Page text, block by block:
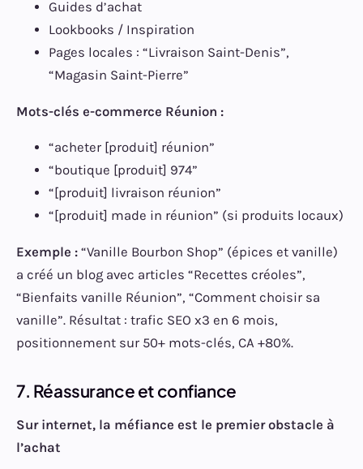
Guides d’achat
Lookbooks / Inspiration
Pages locales : “Livraison Saint-Denis”,
“Magasin Saint-Pierre”
Mots-clés e-commerce Réunion :
“acheter [produit] réunion”
“boutique [produit] 974”
“[produit] livraison réunion”
“[produit] made in réunion” (si produits locaux)
Exemple : “Vanille Bourbon Shop” (épices et vanille)
a créé un blog avec articles “Recettes créoles”,
“Bienfaits vanille Réunion”, “Comment choisir sa
vanille”. Résultat : trafic SEO x3 en 6 mois,
positionnement sur 50+ mots-clés, CA +80%.
7. Réassurance et confiance
Sur internet, la méfiance est le premier obstacle à
l’achat